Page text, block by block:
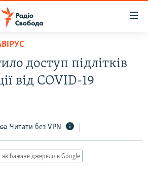
доступ підлітків
від COVID-19
Читати без VPN
бажане джерело в Google